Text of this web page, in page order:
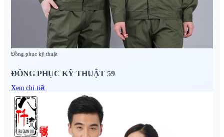
Đồng phục kỹ thuật
ĐỒNG PHỤC KỸ THUẬT 59
Xem chi tiết